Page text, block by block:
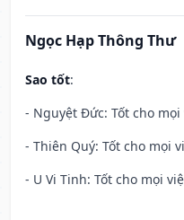
Ngọc Hạp Thông Thư
Sao tốt:
- Nguyệt Đức: Tốt cho mọi
- Thiên Quý: Tốt cho mọi
- U Vi Tinh: Tốt cho mọi